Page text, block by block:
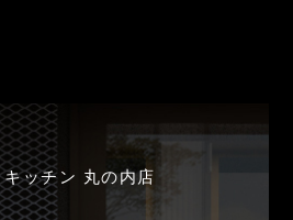
ッチン 丸の内店